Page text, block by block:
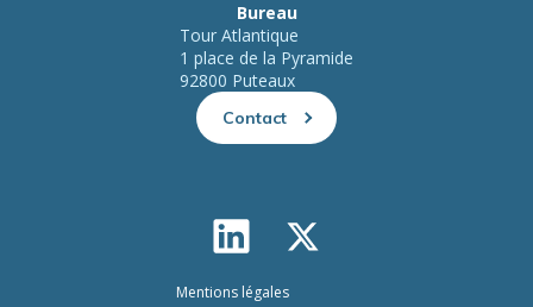
Bureau
Tour Atlantique
1 place de la Pyramide
92800 Puteaux
Contact
Mentions légales